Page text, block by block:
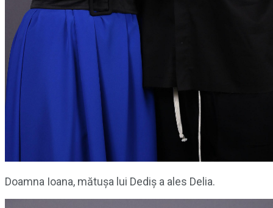
Doamna Ioana, mătușa lui Dediș a ales Delia.